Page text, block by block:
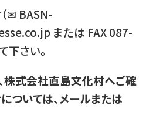
✉ BASN-
または FAX 087-
下さい。
株式会社直島文化村へご確
ついては、メールまたは